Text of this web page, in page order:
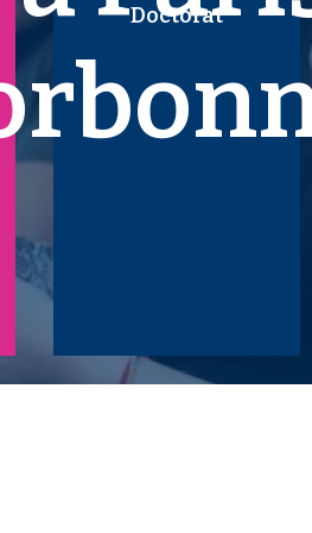
Doctorat